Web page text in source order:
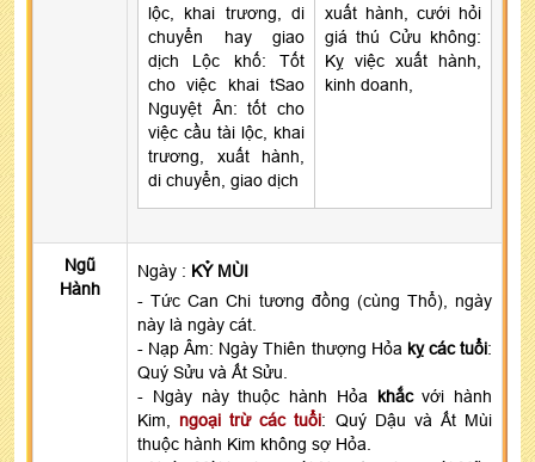
lộc, khai trương, di
chuyển hay giao
dịch Lộc khố: Tốt
cho việc khai tSao
Nguyệt Ân: tốt cho
việc cầu tài lộc, khai
trương, xuất hành,
di chuyển, giao dịch
xuất hành, cưới hỏi
giá thú Cửu không:
Kỵ việc xuất hành,
kinh doanh,
Ngũ
Hành
Ngày : KỶ MÙI
- Tức Can Chi tương đồng (cùng Thổ), ngày
này là ngày cát.
- Nạp Âm: Ngày Thiên thượng Hỏa kỵ các tuổi:
Quý Sửu và Ất Sửu.
- Ngày này thuộc hành Hỏa khắcvới hành
Kim, ngoại trừ các tuổi: Quý Dậu và Ất Mùi
thuộc hành Kim không sợ Hỏa.